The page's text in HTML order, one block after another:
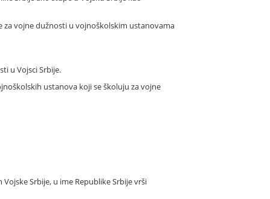
za vojne dužnosti u vojnoškolskim ustanovama
u Vojsci Srbije.
ustanova koji se školuju za vojne
Srbije, u ime Republike Srbije vrši